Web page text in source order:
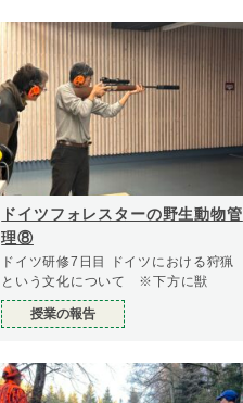
ドイツフォレスターの野生動物管
理⑧
ドイツ研修7日目 ドイツにおける狩猟
という文化について ※下方に獣
授業の報告